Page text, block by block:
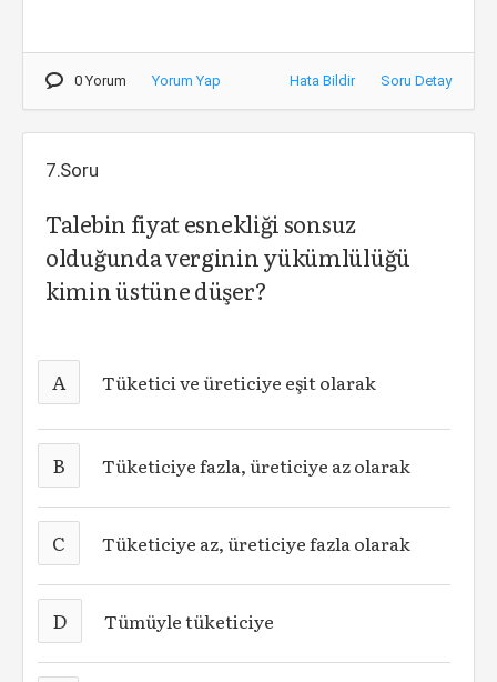
0 Yorum Yorum Yap Hata Bildir Soru Detay
7.Soru
Talebin fiyat esnekliği sonsuz
olduğunda verginin yükümlülüğü
kimin üstüne düşer?
A Tüketici ve üreticiye eşit olarak
B Tüketiciye fazla, üreticiye az olarak
C Tüketiciye az, üreticiye fazla olarak
D Tümüyle tüketiciye